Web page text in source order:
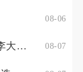
08-06
影之刃3游戏中有没有方法可以与李大娘见面 08-07